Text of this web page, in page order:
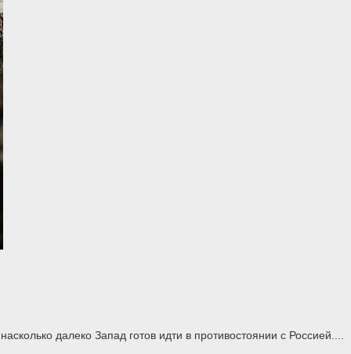
далеко Запад готов идти в противостоянии с Россией....